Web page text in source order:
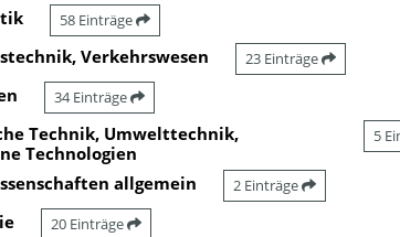
58 Einträge
Verkehrswesen 23 Einträge
34 Einträge
Technik, Umwelttechnik,
Technologien
5
allgemein 2 Einträge
20 Einträge